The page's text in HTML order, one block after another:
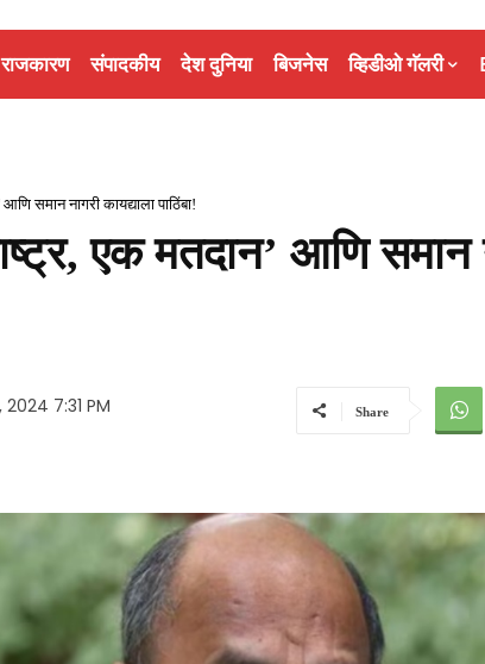
राजकारण संपादकीय देश दुनिया बिजनेस व्हिडीओ गॅलरी
समान नागरी कायद्याला पाठिंबा!
एक मतदान’ आणि समान
7:31 PM Share